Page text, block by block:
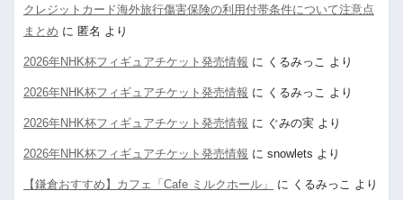
クレジットカード海外旅行傷害保険の利用付帯条件について注意点
まとめ に 匿名 より
2026年NHK杯フィギュアチケット発売情報 に くるみっこ より
2026年NHK杯フィギュアチケット発売情報 に くるみっこ より
2026年NHK杯フィギュアチケット発売情報 に ぐみの実 より
2026年NHK杯フィギュアチケット発売情報 に snowlets より
【鎌倉おすすめ】カフェ「Cafe ミルクホール」 に くるみっこ より